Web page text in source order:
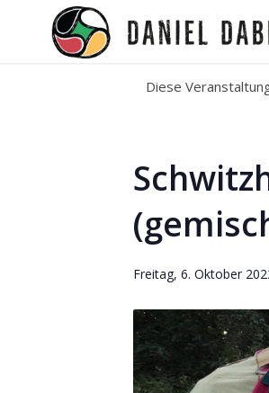
Diese
Freitag, 6. Oktober